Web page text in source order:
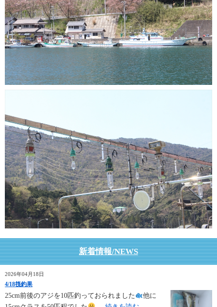
新着情報/NEWS
2026年04月18日
4/18筏釣果
25cm前後のアジを10匹釣っておられました
他に